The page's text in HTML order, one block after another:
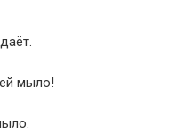
мыло!